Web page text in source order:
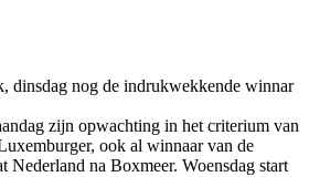
dinsdag nog de indrukwekkende winnar
zijn opwachting in het criterium van
ook al winnaar van de
Nederland na Boxmeer. Woensdag start